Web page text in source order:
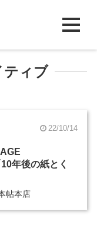
ティブ
22/10/14
年後の紙とく
帖本店